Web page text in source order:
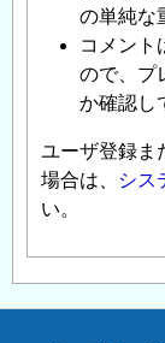
の単純な
コメント
ので、プ
か確認し
ユーザ登録ま
場合は、
シス
い。